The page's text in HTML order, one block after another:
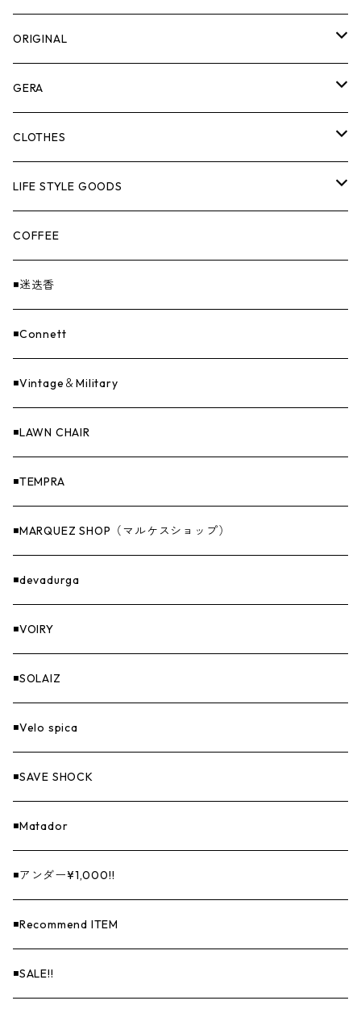
ORIGINAL
ASOMATOUS
HANGBURGER（ハングバーガー）
Sticker（ステッカー）
Others（その他）
COLLABORATION
UNITIUM.
THE UNFORM STORE オリジナル
GERA
ランタン＆ライト
クッカー＆カトラリー
バーナー
焚火
寝具
ファニチャー
収納
ナイフ＆アックス
燃料
GOODS
CLOTHES
TOPS
PANTS
CAP
GOODS
バンダナ＆手ぬぐい
LIFE STYLE GOODS
ステッカー
COFFEE
◾️迷迭香
◾️Connett
◾️Vintage＆Military
◾️LAWN CHAIR
◾️TEMPRA
◾️MARQUEZ SHOP（マルケスショップ）
◾️devadurga
◾️VOIRY
◾️SOLAIZ
◾️Velo spica
◾️SAVE SHOCK
◾️Matador
◾️アンダー¥1,000!!
◾️Recommend ITEM
◾️SALE!!